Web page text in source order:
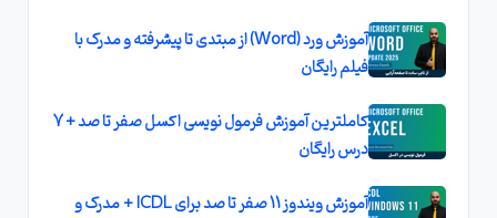
آموزش ورد (Word) از مبتدی تا پیشرفته و مدرک با
فیلم رایگان
کاملترين آموزش فرمول نويسی اکسل صفر تا صد + 7
درس رايگان
آموزش ویندوز 11 صفر تا صد برای ICDL + مدرک و